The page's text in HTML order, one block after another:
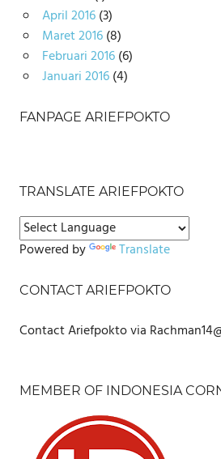
April 2016(3)
Maret 2016(8)
Februari 2016(6)
Januari 2016(4)
FANPAGE ARIEFPOKTO
TRANSLATE ARIEFPOKTO
Powered by Translate
CONTACT ARIEFPOKTO
Contact Ariefpokto via
MEMBER OF INDONESIA